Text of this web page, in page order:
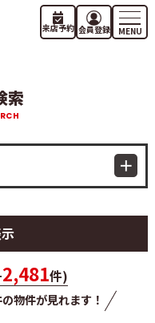
来店予約 会員登録
索
2,481件)
物件が見れます！